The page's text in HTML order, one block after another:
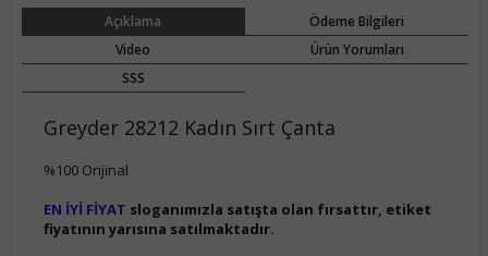
Açıklama
Ödeme Bilgileri
Video
Ürün Yorumları
SSS
Greyder 28212 Kadın Sırt Çanta
%100 Orijinal
EN İYİ FİYAT sloganımızla satışta olan fırsattır, etiket
fiyatının yarısına satılmaktadır.